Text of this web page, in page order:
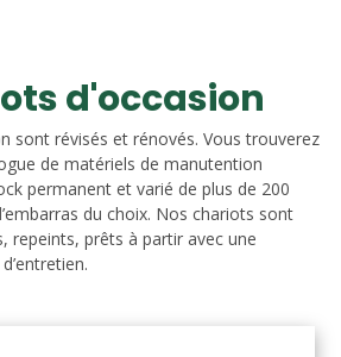
d'occasion
sont révisés et rénovés. Vous trouverez
de matériels de manutention
permanent et varié de plus de 200
du choix. Nos chariots sont
repeints, prêts à partir avec une